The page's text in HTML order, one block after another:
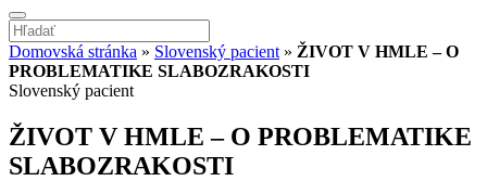
Domovská stránka » Slovenský pacient » ŽIVOT V HMLE – O
PROBLEMATIKE SLABOZRAKOSTI
Slovenský pacient
ŽIVOT V HMLE – O PROBLEMATIKE
SLABOZRAKOSTI